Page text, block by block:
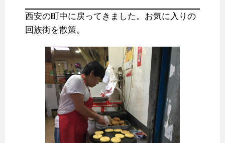
西安の町中に戻ってきました。お気に入りの
回族街を散策。